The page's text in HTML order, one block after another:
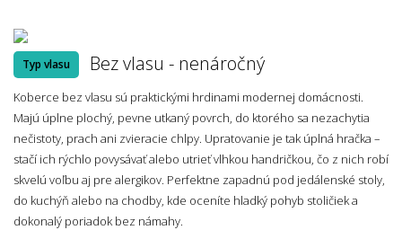
Typ vlasu Bez vlasu - nenáročný
Koberce bez vlasu sú praktickými hrdinami modernej domácnosti.
Majú úplne plochý, pevne utkaný povrch, do ktorého sa nezachytia
nečistoty, prach ani zvieracie chlpy. Upratovanie je tak úplná hračka –
stačí ich rýchlo povysávať alebo utrieť vlhkou handričkou, čo z nich robí
skvelú voľbu aj pre alergikov. Perfektne zapadnú pod jedálenské stoly,
do kuchýň alebo na chodby, kde oceníte hladký pohyb stoličiek a
dokonalý poriadok bez námahy.